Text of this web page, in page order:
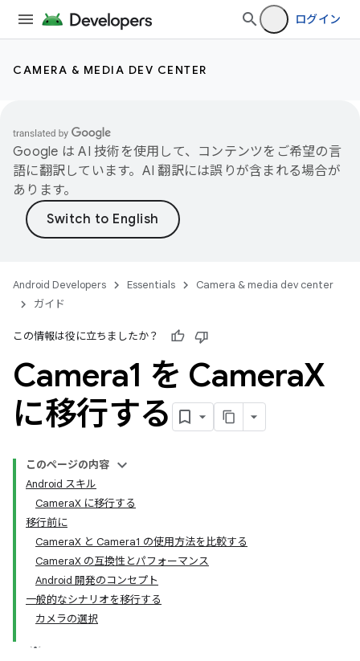
ログイン
CAMERA & MEDIA DEV CENTER
Google は AI 技術を使用して、コンテンツをご希望の言
語に翻訳しています。AI 翻訳には誤りが含まれる場合が
あります。
Android Developers Essentials
Camera & media dev center
ガイド
この情報は役に立ちましたか？
Camera1 を CameraX
に移行する
このページの内容
Android スキル
CameraX に移行する
移行前に
CameraX と Camera1 の使用方法を比較する
CameraX の互換性とパフォーマンス
Android 開発のコンセプト
一般的なシナリオを移行する
カメラの選択